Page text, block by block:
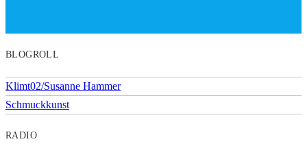
BLOGROLL
Klimt02/Susanne Hammer
Schmuckkunst
RADIO